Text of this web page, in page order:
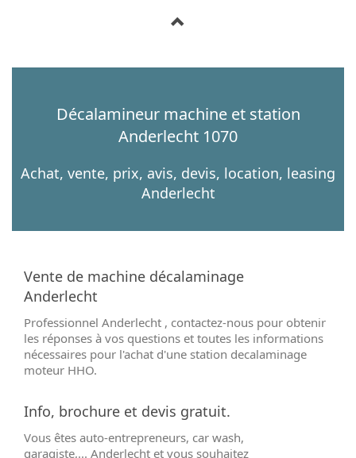
Décalamineur machine et station
Anderlecht 1070
Achat, vente, prix, avis, devis, location, leasing
Anderlecht
Vente de machine décalaminage
Anderlecht
Professionnel Anderlecht , contactez-nous pour obtenir
les réponses à vos questions et toutes les informations
nécessaires pour l'achat d'une station decalaminage
moteur HHO.
Info, brochure et devis gratuit.
Vous êtes auto-entrepreneurs, car wash,
garagiste,... Anderlecht et vous souhaitez